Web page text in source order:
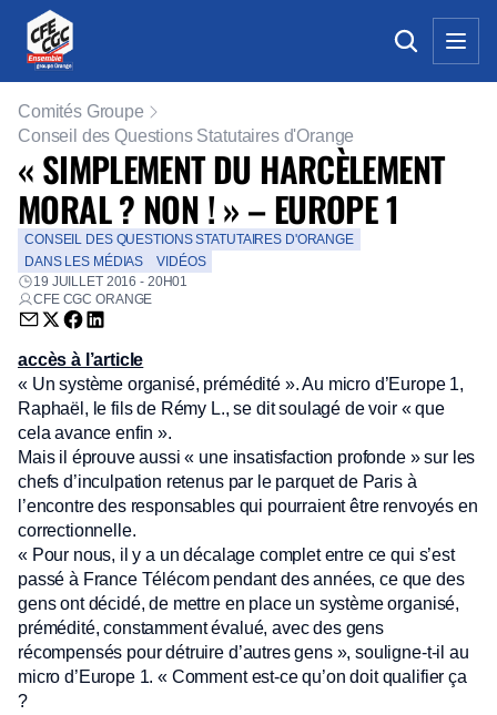
Comités Groupe
Conseil des Questions Statutaires d'Orange
« SIMPLEMENT DU HARCÈLEMENT
MORAL ? NON ! » – EUROPE 1
CONSEIL DES QUESTIONS STATUTAIRES D'ORANGE
DANS LES MÉDIAS
VIDÉOS
19 JUILLET 2016 - 20H01
CFE CGC ORANGE
Envoyer par email (nouvelle fenêtre)
Partager sur Twitter (nouvelle fenêtre)
Partager sur Facebook (nouvelle fenêtre)
Partager sur LinkedIn (nouvelle fenêtre)
accès à l’article
« Un système organisé, prémédité ». Au micro d’Europe 1,
Raphaël, le fils de Rémy L., se dit soulagé de voir « que
cela avance enfin ».
Mais il éprouve aussi « une insatisfaction profonde » sur les
chefs d’inculpation retenus par le parquet de Paris à
l’encontre des responsables qui pourraient être renvoyés en
correctionnelle.
« Pour nous, il y a un décalage complet entre ce qui s’est
passé à France Télécom pendant des années, ce que des
gens ont décidé, de mettre en place un système organisé,
prémédité, constamment évalué, avec des gens
récompensés pour détruire d’autres gens », souligne-t-il au
micro d’Europe 1. « Comment est-ce qu’on doit qualifier ça
?